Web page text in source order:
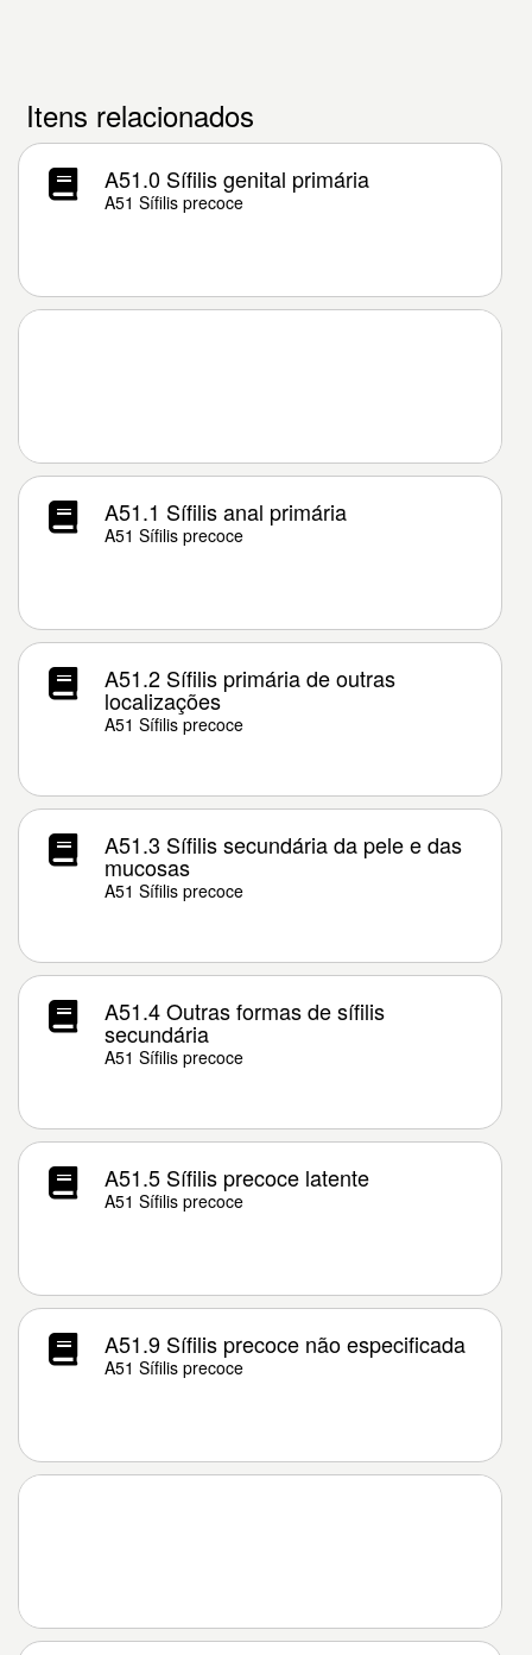
Itens relacionados
A51.0 Sífilis genital primária
A51 Sífilis precoce
A51.1 Sífilis anal primária
A51 Sífilis precoce
A51.2 Sífilis primária de outras
localizações
A51 Sífilis precoce
A51.3 Sífilis secundária da pele e das
mucosas
A51 Sífilis precoce
A51.4 Outras formas de sífilis
secundária
A51 Sífilis precoce
A51.5 Sífilis precoce latente
A51 Sífilis precoce
A51.9 Sífilis precoce não especificada
A51 Sífilis precoce